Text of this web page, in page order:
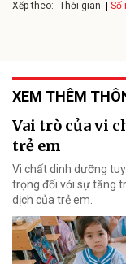
Xếp theo: Thời gian Số
XEM THÊM
Vai trò của vi
trẻ em
Vi chất dinh dưỡng
trọng đối với sự tăng
dịch của trẻ em.